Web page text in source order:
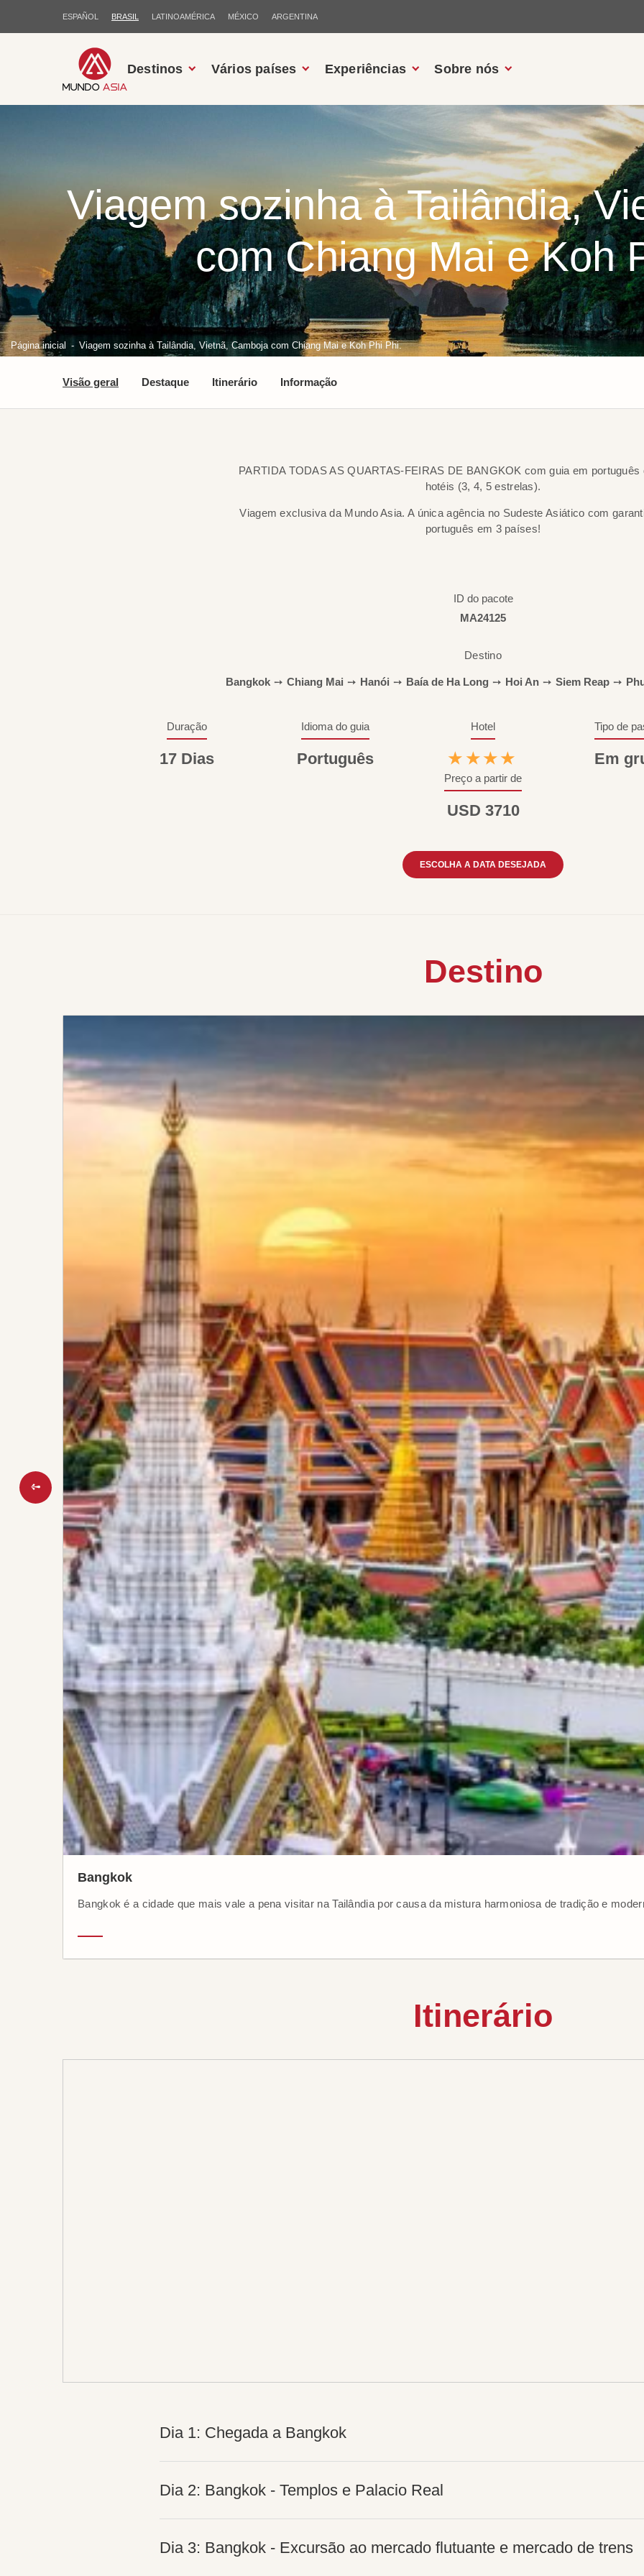
ESPAÑOL BRASIL LATINOAMÉRICA MÉXICO ARGENTINA
Destinos Vários países Experiências Sobre nós
Viagem sozinha à Tailândia,
com Chiang Mai e Koh
Página inicial Viagem sozinha à Tailândia, Vietnã, Camboja com Chiang Mai e Koh Phi Phi.
Visão geral Destaque Itinerário Informação
PARTIDA TODAS AS QUARTAS-FEIRAS DE BANGKOK com guia em português
hotéis (3, 4, 5 estrelas).
Viagem exclusiva da Mundo Asia. A única agência no Sudeste Asiático com
português em 3 países!
ID do pacote
MA24125
Destino
Bangkok ➙ Chiang Mai ➙ Hanói ➙ Baía de Ha Long ➙ Hoi An ➙ Siem Reap ➙
Duração
17 Dias
Idioma do guia
Português
Hotel
★★★★
Tipo de
Em
Preço a partir de
USD 3710
ESCOLHA A DATA DESEJADA
Destino
Bangkok
Bangkok é a cidade que mais vale a pena visitar na Tailândia por causa da mistura harmoniosa de tradição e
Itinerário
Dia 1: Chegada a Bangkok
Dia 2: Bangkok - Templos e Palacio Real
Dia 3: Bangkok - Excursão ao mercado flutuante e mercado de trens